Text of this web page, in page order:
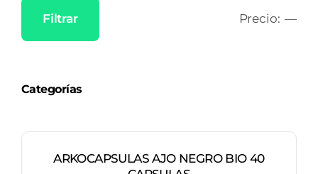
Filtrar Precio: —
Categorías
ARKOCAPSULAS AJO NEGRO BIO 40